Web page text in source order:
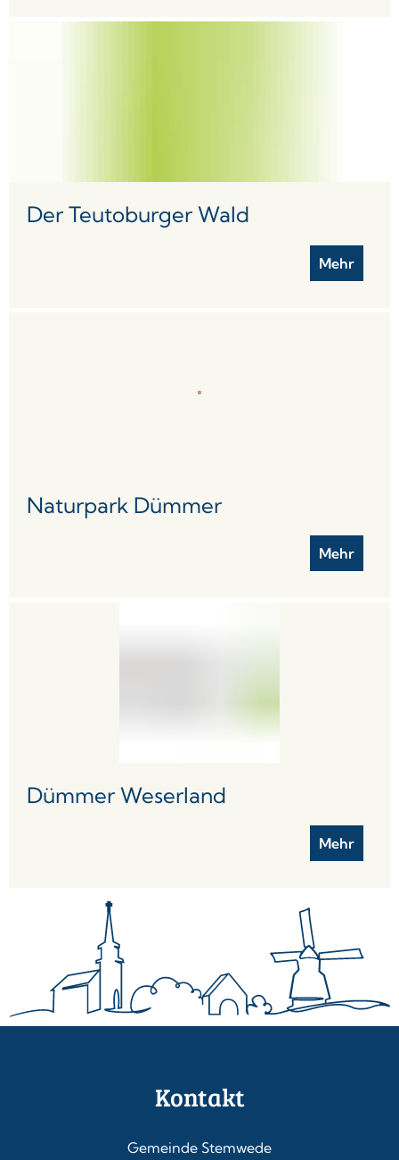
Der Teutoburger Wald
Mehr
Naturpark Dümmer
Mehr
Dümmer Weserland
Mehr
Kontakt
Gemeinde Stemwede